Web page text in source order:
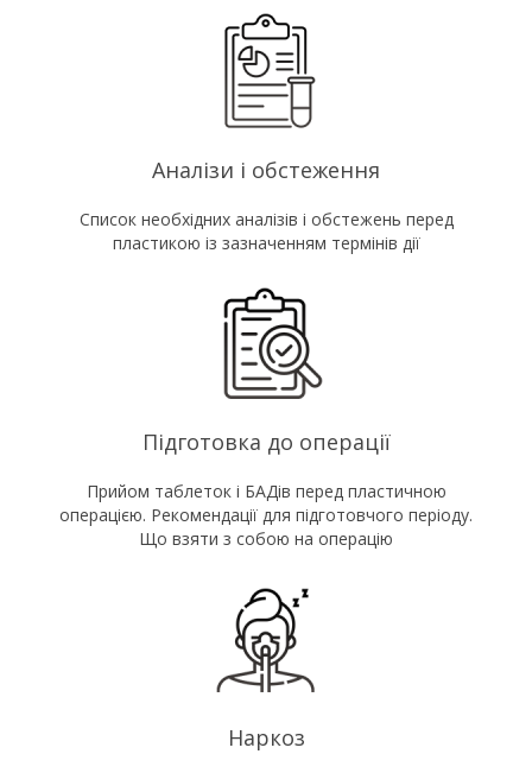
Аналізи і обстеження
Список необхідних аналізів і обстежень перед
пластикою із зазначенням термінів дії
Підготовка до операції
Прийом таблеток і БАДів перед пластичною
операцією. Рекомендації для підготовчого періоду.
Що взяти з собою на операцію
Наркоз